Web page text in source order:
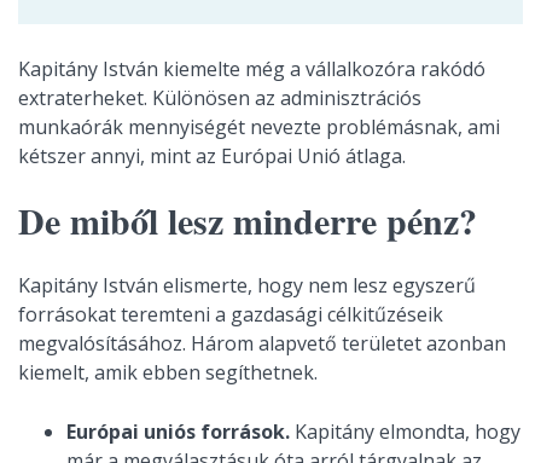
Kapitány István kiemelte még a vállalkozóra rakódó
extraterheket. Különösen az adminisztrációs
munkaórák mennyiségét nevezte problémásnak, ami
kétszer annyi, mint az Európai Unió átlaga.
De miből lesz minderre pénz?
Kapitány István elismerte, hogy nem lesz egyszerű
forrásokat teremteni a gazdasági célkitűzéseik
megvalósításához. Három alapvető területet azonban
kiemelt, amik ebben segíthetnek.
Európai uniós források. Kapitány elmondta, hogy